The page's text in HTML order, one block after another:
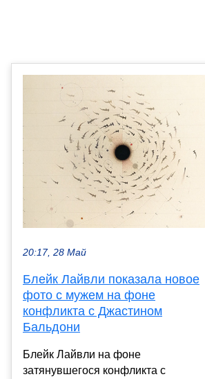
20:17, 28 Май
Блейк Лайвли показала новое
фото с мужем на фоне
конфликта с Джастином
Бальдони
Блейк Лайвли на фоне
затянувшегося конфликта с